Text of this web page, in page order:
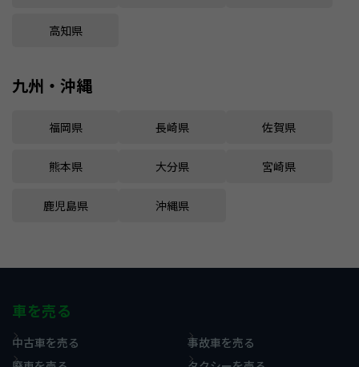
高知県
九州・沖縄
福岡県 長崎県 佐賀県
熊本県 大分県 宮崎県
鹿児島県 沖縄県
車を売る
中古車を売る
事故車を売る